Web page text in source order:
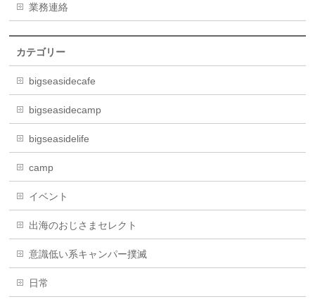
業務連絡
カテゴリー
bigseasidecafe
bigseasidecamp
bigseasidelife
camp
イベント
出海のおじさまセレクト
意識低い系キャンパー撲滅
日常